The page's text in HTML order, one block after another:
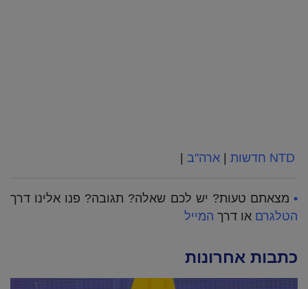
NTD חדשות | ארה"ב |
• מצאתם טעות? יש לכם שאלה? תגובה? פנו אלינו דרך
הטלגרם או דרך המייל
כתבות אחרונות